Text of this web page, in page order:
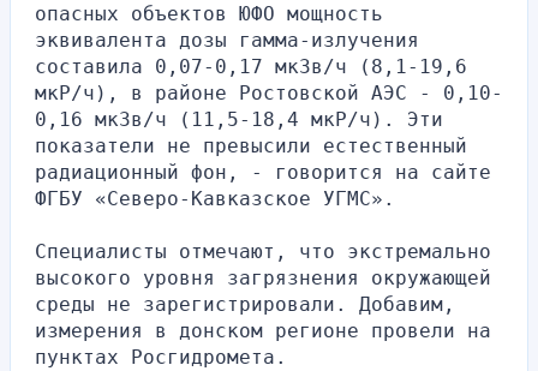
опасных объектов ЮФО мощность
эквивалента дозы гамма-излучения
составила 0,07-0,17 мкЗв/ч (8,1-19,6
мкР/ч), в районе Ростовской АЭС - 0,10-
0,16 мкЗв/ч (11,5-18,4 мкР/ч). Эти
показатели не превысили естественный
радиационный фон, - говорится на сайте
ФГБУ «Северо-Кавказское УГМС».
Специалисты отмечают, что экстремально
высокого уровня загрязнения окружающей
среды не зарегистрировали. Добавим,
измерения в донском регионе провели на
пунктах Росгидромета.